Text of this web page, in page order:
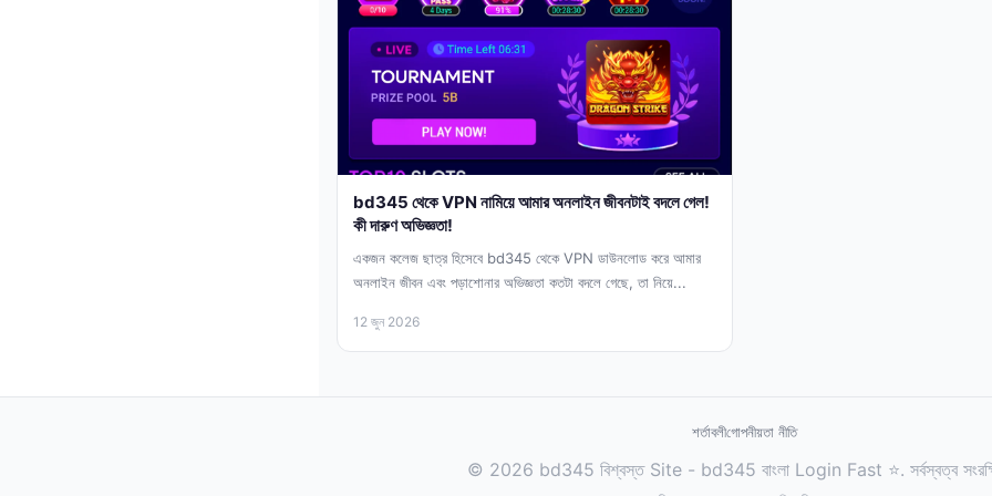
bd345 থেকে VPN নামিয়ে আমার অনলাইন জীবনটাই বদলে গেল!
কী দারুণ অভিজ্ঞতা!
একজন কলেজ ছাত্র হিসেবে bd345 থেকে VPN ডাউনলোড করে আমার
অনলাইন জীবন এবং পড়াশোনার অভিজ্ঞতা কতটা বদলে গেছে, তা নিয়ে...
12 জুন 2026
শর্তাবলীগোপনীয়তা নীতি
© 2026 bd345 বিশ্বস্ত Site - bd345 বাংলা Login Fast ⭐. সর্বস্বত্ব